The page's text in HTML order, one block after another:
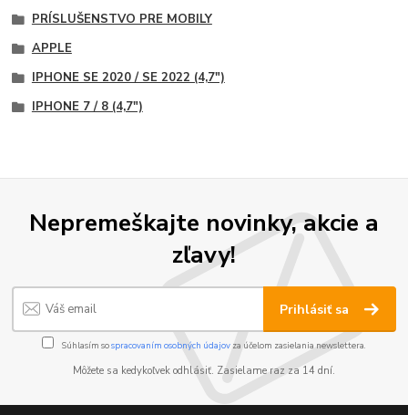
PRÍSLUŠENSTVO PRE MOBILY
APPLE
IPHONE SE 2020 / SE 2022 (4,7")
IPHONE 7 / 8 (4,7")
Nepremeškajte novinky, akcie a
zľavy!
Prihlásiť sa
Súhlasím sospracovaním osobných údajov za účelom zasielania newslettera.
Môžete sa kedykoľvek odhlásiť. Zasielame raz za 14 dní.